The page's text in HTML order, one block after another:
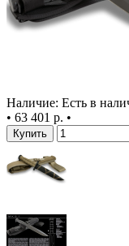
Наличие: Есть в
• 63 401 р. •
Купить